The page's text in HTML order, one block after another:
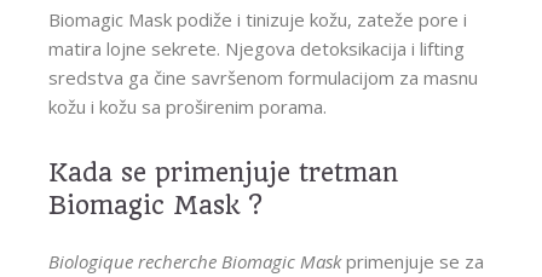
Biomagic Mask podiže i tinizuje kožu, zateže pore i
matira lojne sekrete. Njegova detoksikacija i lifting
sredstva ga čine savršenom formulacijom za masnu
kožu i kožu sa proširenim porama.
Kada se primenjuje tretman
Biomagic Mask ?
Biologique recherche Biomagic Maskprimenjuje se za